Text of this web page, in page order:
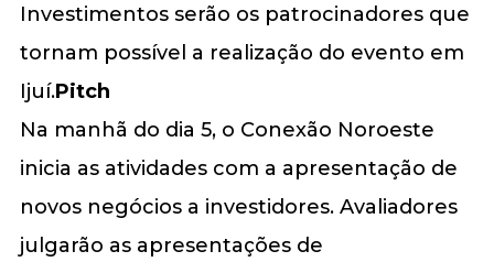
Investimentos serão os patrocinadores que
tornam possível a realização do evento em
Ijuí.Pitch
Na manhã do dia 5, o Conexão Noroeste
inicia as atividades com a apresentação de
novos negócios a investidores. Avaliadores
julgarão as apresentações de